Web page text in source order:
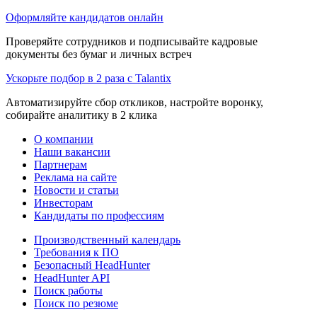
Оформляйте кандидатов онлайн
Проверяйте сотрудников и подписывайте кадровые
документы без бумаг и личных встреч
Ускорьте подбор в 2 раза с Talantix
Автоматизируйте сбор откликов, настройте воронку,
собирайте аналитику в 2 клика
О компании
Наши вакансии
Партнерам
Реклама на сайте
Новости и статьи
Инвесторам
Кандидаты по профессиям
Производственный календарь
Требования к ПО
Безопасный HeadHunter
HeadHunter API
Поиск работы
Поиск по резюме